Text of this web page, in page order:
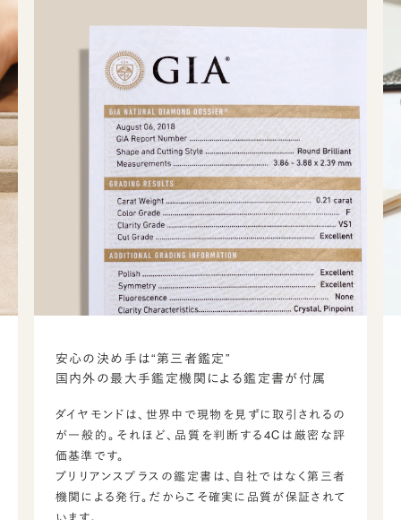
安心の決め手は“第三者鑑定”
国内外の最大手鑑定機関による鑑定書が付属
ダイヤモンドは、世界中で現物を見ずに取引されるの
が一般的。それほど、品質を判断する4Cは厳密な評
価基準です。
ブリリアンスプラスの鑑定書は、自社ではなく第三者
機関による発行。だからこそ確実に品質が保証されて